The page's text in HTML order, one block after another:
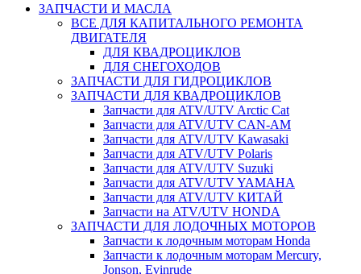
ЗАПЧАСТИ И МАСЛА
ВСЕ ДЛЯ КАПИТАЛЬНОГО РЕМОНТА
ДВИГАТЕЛЯ
ДЛЯ КВАДРОЦИКЛОВ
ДЛЯ СНЕГОХОДОВ
ЗАПЧАСТИ ДЛЯ ГИДРОЦИКЛОВ
ЗАПЧАСТИ ДЛЯ КВАДРОЦИКЛОВ
Запчасти для ATV/UTV Arctic Cat
Запчасти для ATV/UTV CAN-AM
Запчасти для ATV/UTV Kawasaki
Запчасти для ATV/UTV Polaris
Запчасти для ATV/UTV Suzuki
Запчасти для ATV/UTV YAMAHA
Запчасти для ATV/UTV КИТАЙ
Запчасти на ATV/UTV HONDA
ЗАПЧАСТИ ДЛЯ ЛОДОЧНЫХ МОТОРОВ
Запчасти к лодочным моторам Honda
Запчасти к лодочным моторам Mercury,
Jonson, Evinrude